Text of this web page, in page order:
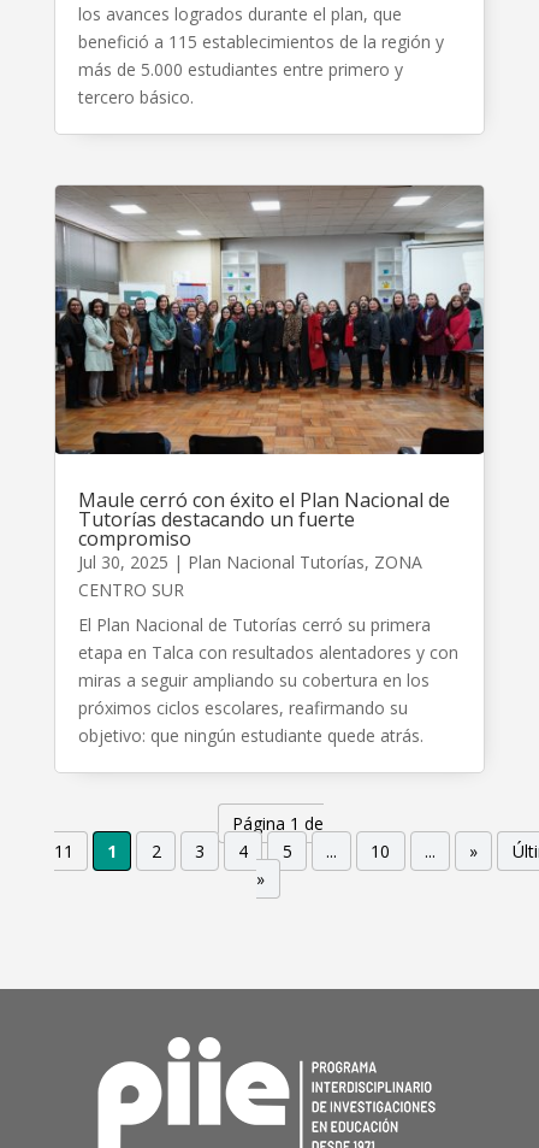
los avances logrados durante el plan, que
benefició a 115 establecimientos de la región y
más de 5.000 estudiantes entre primero y
tercero básico.
Maule cerró con éxito el Plan Nacional de
Tutorías destacando un fuerte
compromiso
Jul 30, 2025 | Plan Nacional Tutorías, ZONA
CENTRO SUR
El Plan Nacional de Tutorías cerró su primera
etapa en Talca con resultados alentadores y con
miras a seguir ampliando su cobertura en los
próximos ciclos escolares, reafirmando su
objetivo: que ningún estudiante quede atrás.
Página 1 de
11
1 2 3 4 5 ... 10 ... »
»